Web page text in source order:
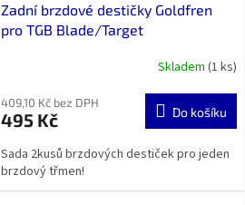
Zadní brzdové destičky Goldfren
pro TGB Blade/Target
Skladem (1 ks)
409,10 Kč bez DPH
495 Kč Do košíku
Sada 2kusů brzdových destiček pro jeden
brzdový třmen!